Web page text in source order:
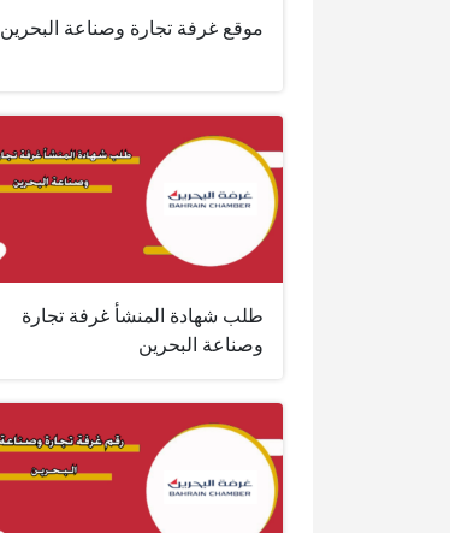
موقع غرفة تجارة وصناعة البحرين
طلب شهادة المنشأ غرفة تجارة
وصناعة البحرين